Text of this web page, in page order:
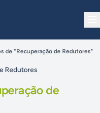
de "Recuperação de Redutores"
Redutores
de